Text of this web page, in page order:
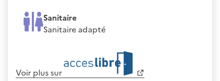
Sanitaire
Sanitaire adapté
Voir plus sur